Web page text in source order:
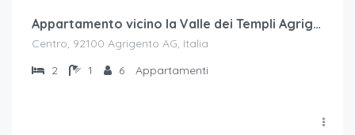
Appartamento vicino la Valle dei Templi Agrigento
Centro, 92100 Agrigento AG, Italia
2
1 6 Appartamenti